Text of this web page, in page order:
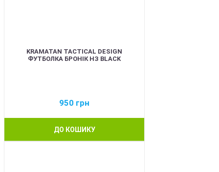
KRAMATAN TACTICAL DESIGN
ФУТБОЛКА БРОНІК НЗ BLACK
950 грн
ДО КОШИКУ